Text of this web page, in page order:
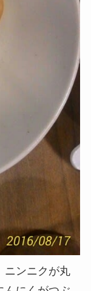
ニンニクが丸